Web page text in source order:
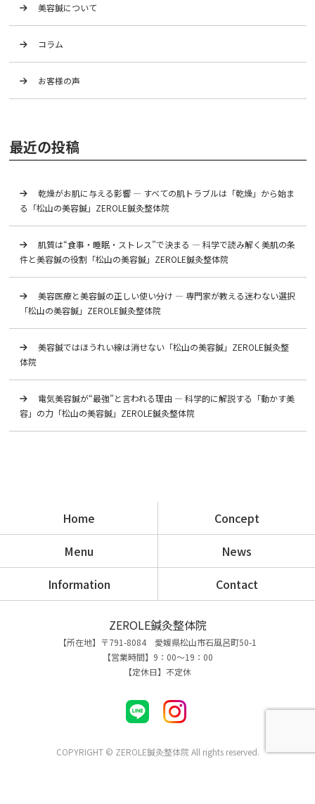
美容鍼について
コラム
お客様の声
最近の投稿
乾燥がお肌に与える影響 ― すべての肌トラブルは「乾燥」から始ま
る「松山の美容鍼」ZEROLE鍼灸整体院
肌質は“食事・睡眠・ストレス”で決まる ― 科学で読み解く美肌の条
件と美容鍼の役割「松山の美容鍼」ZEROLE鍼灸整体院
美容医療と美容鍼の正しい使い分け ― 専門家が教える迷わない選択
「松山の美容鍼」ZEROLE鍼灸整体院
美容鍼ではほうれい線は消せない「松山の美容鍼」ZEROLE鍼灸整
体院
電気美容鍼が“最強”と言われる理由 ― 科学的に解説する「動かす美
容」の力「松山の美容鍼」ZEROLE鍼灸整体院
Home
Concept
Menu
News
Information
Contact
ZEROLE鍼灸整体院
【所在地】〒791-8084 愛媛県松山市石風呂町50-1
【営業時間】9：00～19：00
【定休日】不定休
COPYRIGHT © ZEROLE鍼灸整体院 All rights reserved.